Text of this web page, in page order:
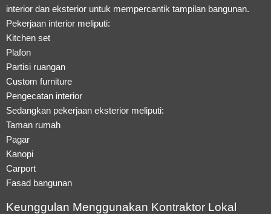
interior dan eksterior untuk mempercantik tampilan bangunan.
Pekerjaan interior meliputi:
Kitchen set
Plafon
Partisi ruangan
Custom furniture
Pengecatan interior
Sedangkan pekerjaan eksterior meliputi:
Taman rumah
Pagar
Kanopi
Carport
Fasad bangunan
Keunggulan Menggunakan Kontraktor Lokal